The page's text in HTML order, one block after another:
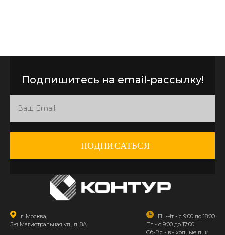
Подпишитесь на email-рассылку!
ПОДПИСАТЬСЯ
г. Москва,
5-я Магистральная ул., д. 8А
Пн-Чт - с 9:00 до 18:00
Пт - с 9:00 до 17:00
Сб-Вс - выходные дни